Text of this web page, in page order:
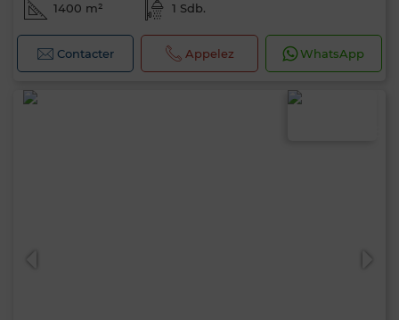
1400 m² 1 Sdb.
Contacter Appelez WhatsApp